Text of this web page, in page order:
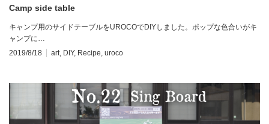
Camp side table
キャンプ用のサイドテーブルをUROCOでDIYしました。ポップな色合いがキ
ャンプに…
2019/8/18
art DIY, Recipe uroco